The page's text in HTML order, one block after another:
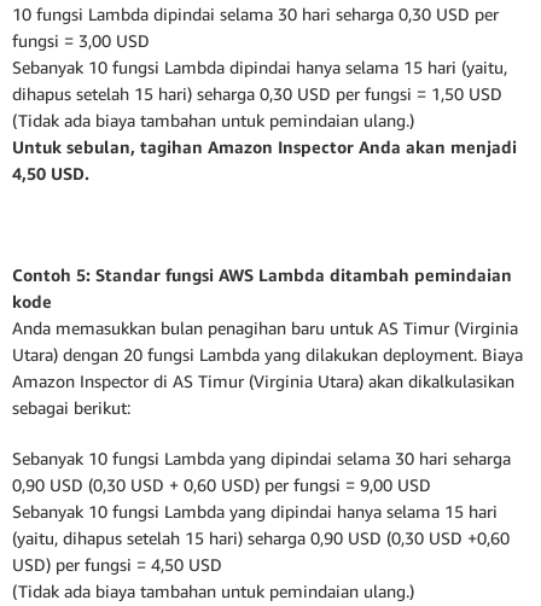
10 fungsi Lambda dipindai selama 30 hari seharga 0,30 USD per
fungsi = 3,00 USD
Sebanyak 10 fungsi Lambda dipindai hanya selama 15 hari (yaitu,
dihapus setelah 15 hari) seharga 0,30 USD per fungsi = 1,50 USD
(Tidak ada biaya tambahan untuk pemindaian ulang.)
Untuk sebulan, tagihan Amazon Inspector Anda akan menjadi
4,50 USD.
Contoh 5: Standar fungsi AWS Lambda ditambah pemindaian
kode
Anda memasukkan bulan penagihan baru untuk AS Timur (Virginia
Utara) dengan 20 fungsi Lambda yang dilakukan deployment. Biaya
Amazon Inspector di AS Timur (Virginia Utara) akan dikalkulasikan
sebagai berikut:
Sebanyak 10 fungsi Lambda yang dipindai selama 30 hari seharga
0,90 USD (0,30 USD + 0,60 USD) per fungsi = 9,00 USD
Sebanyak 10 fungsi Lambda yang dipindai hanya selama 15 hari
(yaitu, dihapus setelah 15 hari) seharga 0,90 USD (0,30 USD +0,60
USD) per fungsi = 4,50 USD
(Tidak ada biaya tambahan untuk pemindaian ulang.)